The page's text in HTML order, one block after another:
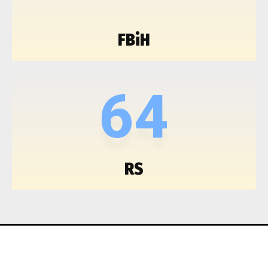
FBiH
64
RS